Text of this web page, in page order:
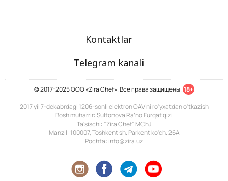
Kontaktlar
Telegram kanali
© 2017-2025 ООО «Zira Chef». Все права защищены. 18+
2017 yil 7-dekabrdagi 1206-sonli elektron OAV ni ro'yxatdan o'tkazish
Bosh muharrir: Sultonova Ra’no Furqat qizi
Ta'sischi: "Zira Chef" MChJ
Manzil: 100007, Toshkent sh. Parkent ko'ch. 26A
Pochta: info@zira.uz